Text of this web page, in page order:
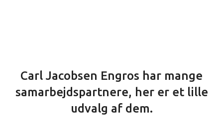
Carl Jacobsen Engros har mange
samarbejdspartnere, her er et lille
udvalg af dem.